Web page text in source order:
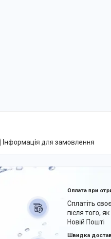
Інформація для замовлення
Оплата при
Сплатіть
після того,
Новій Пошті
Швидка